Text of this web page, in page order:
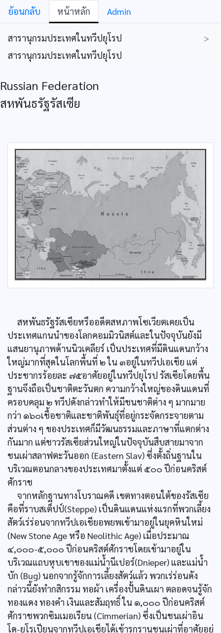
ย้อนกลับ หน้าหลัก Admin
สารานุกรมประเทศในทวีปยุโรป
>
สารานุกรมประเทศในทวีปยุโรป
Russian Federation
สหพันธรัฐรัสเซีย
สหพันธรัฐรัสเซียหรืออดีตสหภาพโซเวียตเคยเป็น
ประเทศแกนนำของโลกคอมมิวนิสต์และในปัจจุบันยังมี
แสนยานุภาพด้านนิวเคลียร์ เป็นประเทศที่มีดินแดนกว้าง
ใหญ่มากที่สุดในโลกพื้นที่ ๒ ใน ๓อยู่ในทวีปเอเชีย แต่
ประชากรร้อยละ ๗๕อาศัยอยู่ในทวีปยุโรป รัสเซียโดยพื้น
ฐานจึงถือเป็นชาติตะวันตก ความกว้างใหญ่ของดินแดนที่
ครอบคลุม ๒ ทวีปดังกล่าวทำให้มีชนชาติต่าง ๆ มากมาย
กว่า ๑๖๐เชื้อชาติและชาติพันธุ์ที่อยู่กระจัดกระจายตาม
ส่วนต่าง ๆ ของประเทศก็มีวัฒนธรรมและภาษาที่แตกต่าง
กันมาก แต่ชาวรัสเซียส่วนใหญ่ในปัจจุบันสืบสายมาจาก
ชนเผ่าสลาฟตะวันออก (Eastern Slav) ซึ่งตั้งถิ่นฐานใน
บริเวณตอนกลางของประเทศมาตั้งแต่ ๕๐๐ ปีก่อนคริสต์
ศักราช
จากหลักฐานทางโบราณคดี เขตทางตอนใต้ของรัสเซีย
คือที่ราบสเต็ปป์(Steppe) เป็นดินแดนแห่งแรกที่พวกเลี้ยง
สัตว์เร่ร่อนจากทวีปเอเชียอพยพเข้ามาอยู่ในยุคหินใหม่
(New Stone Age หรือ Neolithic Age) เมื่อประมาณ
๔,๐๐๐-๕,๐๐๐ ปีก่อนคริสต์ศักราชโดยเข้ามาอยู่ใน
บริเวณแถบหุบเขาของแม่น้ำนีเปอร์(Dnieper) และแม่น้ำ
บัก (Bug) นอกจากรู้จักการเลี้ยงสัตว์แล้ว พวกเร่ร่อนดัง
กล่าวนี้ยังทำกสิกรรม ทอผ้า เครื่องปั้นดินเผา ตลอดจนรู้จัก
ทองแดง ทองคำ เงินและสัมฤทธิ์ ใน ๑,๐๐๐ ปีก่อนคริสต์
ศักราชพวกซิมเมอเรียน (Cimmerian) ซึ่งเป็นชนเผ่าอิน
โด-ยูโรเปียนจากทวีปเอเชียได้เข้ารุกรานชนเผ่าที่อาศัยอยู่